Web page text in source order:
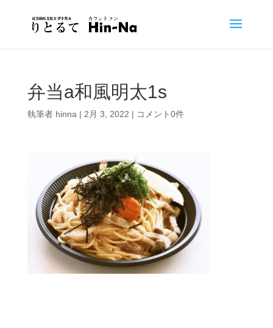
弁当a和風明太1s
執筆者 hinna | 2月 3, 2022 | コメント0件